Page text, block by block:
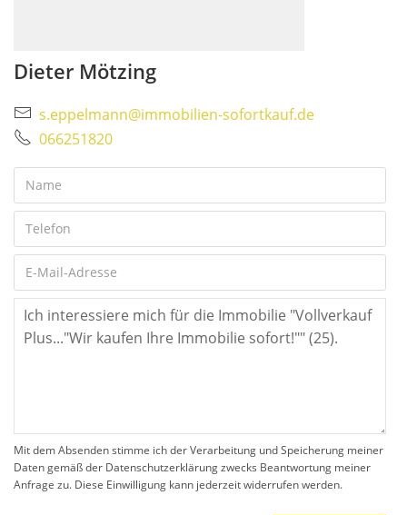
Dieter Mötzing
s.eppelmann@immobilien-sofortkauf.de
066251820
Mit dem Absenden stimme ich der Verarbeitung und Speicherung meiner
Daten gemäß der Datenschutzerklärung zwecks Beantwortung meiner
Anfrage zu. Diese Einwilligung kann jederzeit widerrufen werden.